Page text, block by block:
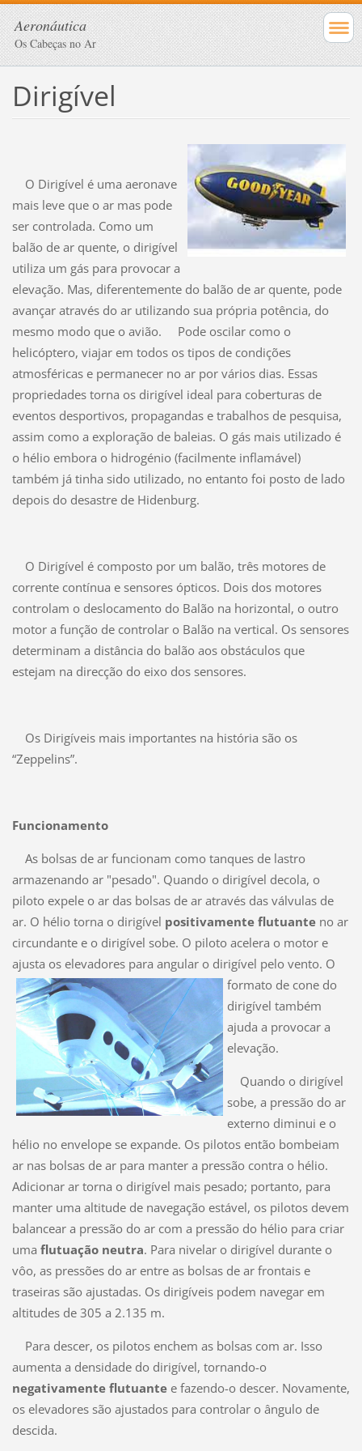
Aeronáutica
Os Cabeças no Ar
Dirigível
O Dirigível é uma aeronave
mais leve que o ar mas pode
ser controlada. Como um
balão de ar quente, o dirigível
utiliza um gás para provocar a
elevação. Mas, diferentemente do balão de ar quente, pode
avançar através do ar utilizando sua própria potência, do
mesmo modo que o avião.
Pode oscilar como o
helicóptero, viajar em todos os tipos de condições
atmosféricas e permanecer no ar por vários dias. Essas
propriedades torna os dirigível ideal para coberturas de
eventos desportivos, propagandas e trabalhos de pesquisa,
assim como a exploração de baleias. O gás mais utilizado é
o hélio embora o hidrogénio (facilmente inflamável)
também já tinha sido utilizado, no entanto foi posto de lado
depois do desastre de Hidenburg.
O Dirigível é composto por um balão, três motores de
corrente contínua e sensores ópticos. Dois dos motores
controlam o deslocamento do Balão na horizontal, o outro
motor a função de controlar o Balão na vertical. Os sensores
determinam a distância do balão aos obstáculos que
estejam na direcção do eixo dos sensores.
Os Dirigíveis mais importantes na história são os
“Zeppelins”.
Funcionamento
As bolsas de ar funcionam como tanques de lastro
armazenando ar "pesado". Quando o dirigível decola, o
piloto expele o ar das bolsas de ar através das válvulas de
ar. O hélio torna o dirigível positivamente flutuanteno ar
circundante e o dirigível sobe. O piloto acelera o motor e
ajusta os elevadores para angular o dirigível pelo vento. O
formato de cone do
dirigível também
ajuda a provocar a
elevação.
Quando o dirigível
sobe, a pressão do ar
externo diminui e o
hélio no envelope se expande. Os pilotos então bombeiam
ar nas bolsas de ar para manter a pressão contra o hélio.
Adicionar ar torna o dirigível mais pesado; portanto, para
manter uma altitude de navegação estável, os pilotos devem
balancear a pressão do ar com a pressão do hélio para criar
uma flutuação neutra. Para nivelar o dirigível durante o
vôo, as pressões do ar entre as bolsas de ar frontais e
traseiras são ajustadas. Os dirigíveis podem navegar em
altitudes de 305 a 2.135 m.
Para descer, os pilotos enchem as bolsas com ar. Isso
aumenta a densidade do dirigível, tornando-o
negativamente flutuantee fazendo-o descer. Novamente,
os elevadores são ajustados para controlar o ângulo de
descida.